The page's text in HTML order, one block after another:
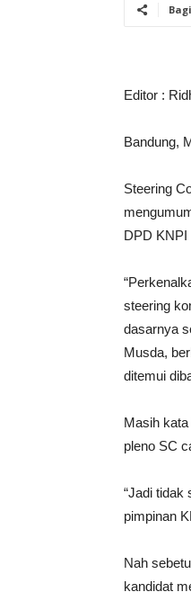
Editor :
Bandung,
Steering
DPD KNPI
steering
dasarnya
Musda,
ditemui
Masih
pleno SC
“Jadi tidak
pimpinan
Nah
kandidat